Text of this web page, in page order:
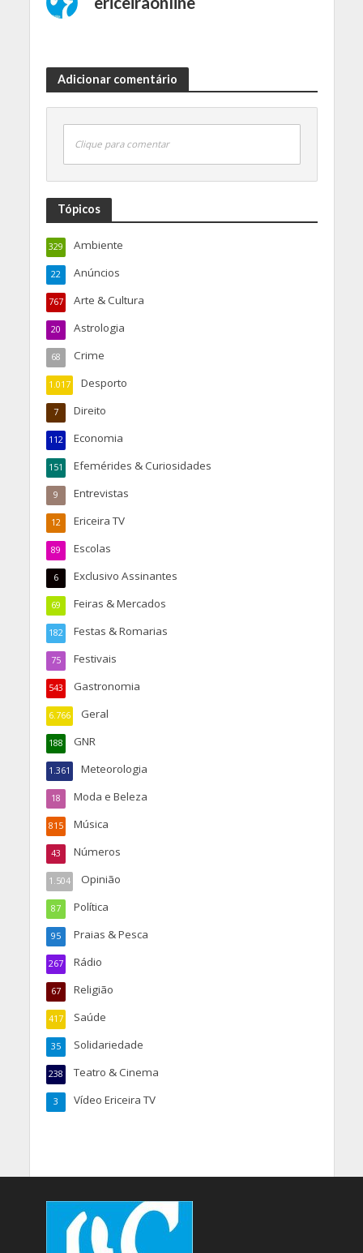
Adicionar comentário
Clique para comentar
Tópicos
Ambiente
329
Anúncios
22
Arte & Cultura
767
Astrologia
20
Crime
68
Desporto
1.017
Direito
7
Economia
112
Efemérides & Curiosidades
151
Entrevistas
9
Ericeira TV
12
Escolas
89
Exclusivo Assinantes
6
Feiras & Mercados
69
Festas & Romarias
182
Festivais
75
Gastronomia
543
Geral
6.766
GNR
188
Meteorologia
1.361
Moda e Beleza
18
Música
815
Números
43
Opinião
1.504
Política
87
Praias & Pesca
95
Rádio
267
Religião
67
Saúde
417
Solidariedade
35
Teatro & Cinema
238
Vídeo Ericeira TV
3